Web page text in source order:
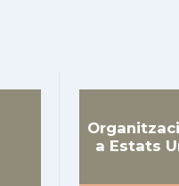
a Estats